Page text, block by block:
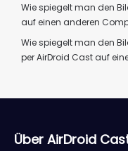
Wie spiegelt man den
auf einen anderen
Wie spiegelt man den
per AirDroid Cast auf
Über AirDroid